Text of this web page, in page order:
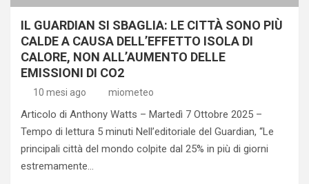
IL GUARDIAN SI SBAGLIA: LE CITTÀ SONO PIÙ
CALDE A CAUSA DELL’EFFETTO ISOLA DI
CALORE, NON ALL’AUMENTO DELLE
EMISSIONI DI CO2
10 mesi ago miometeo
Articolo di Anthony Watts – Martedì 7 Ottobre 2025 –
Tempo di lettura 5 minuti Nell’editoriale del Guardian, “Le
principali città del mondo colpite dal 25% in più di giorni
estremamente…